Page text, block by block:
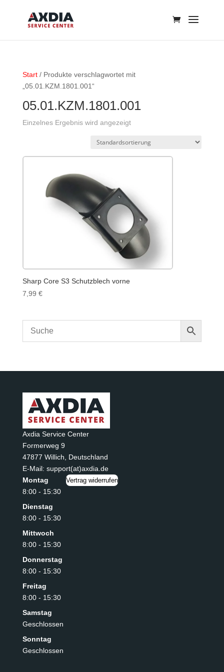
Start/ Produkte verschlagwortet mit
„05.01.KZM.1801.001“
05.01.KZM.1801.001
Einzelnes Ergebnis wird angezeigt
Sharp Core S3 Schutzblech vorne
7,99 €
Axdia Service Center
Formerweg 9
47877 Willich
Deutschland
E-Mail: support(at)axdia.de
Montag
8:00 - 15:30
Dienstag
8:00 - 15:30
Mittwoch
8:00 - 15:30
Donnerstag
8:00 - 15:30
Freitag
8:00 - 15:30
Samstag
Geschlossen
Sonntag
Geschlossen
Vertrag widerrufen